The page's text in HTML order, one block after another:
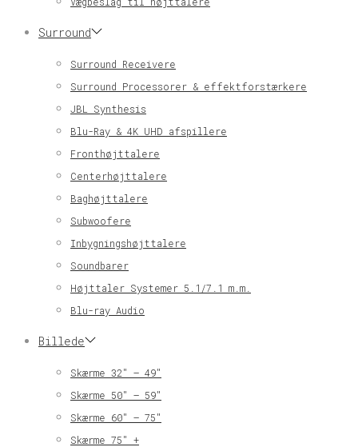
Surround
Surround Receivere
Surround Processorer & effektforstærkere
JBL Synthesis
Blu-Ray & 4K UHD afspillere
Fronthøjttalere
Centerhøjttalere
Baghøjttalere
Subwoofere
Inbygningshøjttalere
Soundbarer
Højttaler Systemer 5.1/7.1 m.m.
Blu-ray Audio
Billede
Skærme 32″ – 49″
Skærme 50″ – 59″
Skærme 60″ – 75″
Skærme 75″ +